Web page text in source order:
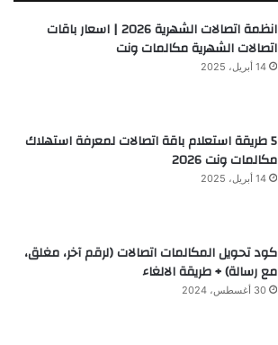
انظمة اتصالات الشهرية 2026 | اسعار باقات
اتصالات الشهرية مكالمات ونت
14 أبريل، 2025
5 طريقة استعلام باقة اتصالات لمعرفة استهلاك
مكالمات ونت 2026
14 أبريل، 2025
كود تحويل المكالمات اتصالات (لرقم آخر، مغلق،
مع رسالة) + طريقة الالغاء
30 أغسطس، 2024